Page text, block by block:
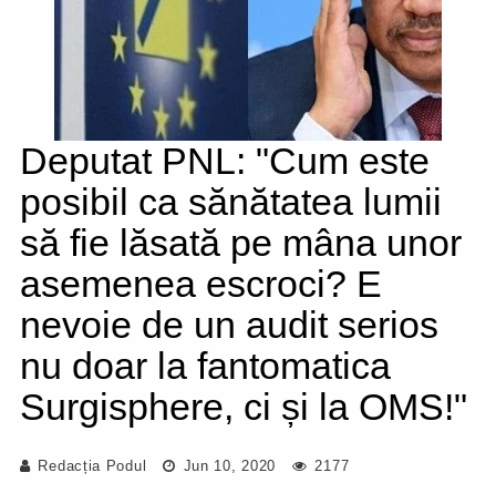
Deputat PNL: "Cum este
posibil ca sănătatea lumii
să fie lăsată pe mâna unor
asemenea escroci? E
nevoie de un audit serios
nu doar la fantomatica
Surgisphere, ci și la OMS!"
Redacția Podul Jun 10, 2020 2177